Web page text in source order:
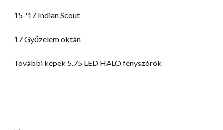
15-'17 Indian Scout
17 Győzelem oktán
További képek 5.75 LED HALO fényszórók